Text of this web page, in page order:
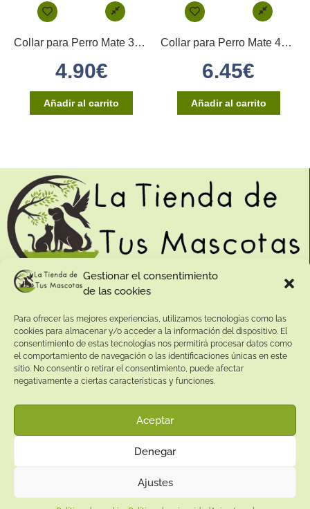
Gestionar el consentimiento
de las cookies
Para ofrecer las mejores experiencias, utilizamos tecnologías como las
cookies para almacenar y/o acceder a la información del dispositivo. El
consentimiento de estas tecnologías nos permitirá procesar datos como
el comportamiento de navegación o las identificaciones únicas en este
sitio. No consentir o retirar el consentimiento, puede afectar
negativamente a ciertas características y funciones.
Aceptar
Denegar
Ajustes
Collar para Perro Mate 35×1,6cm – (Turquesa)
4.90€
Añadir al carrito
Collar para Perro Mate 40×2,5cm – (Rojo)
6.45€
Añadir al carrito
Contacto:
Dirección:
Calle Pepe Jiménez 19, Rute, 14950 Códoba. España
Teléfono:
+34641081328
Email:
info@latiendadetusmascotas.com
Enlaces de interés:
Aviso Legal